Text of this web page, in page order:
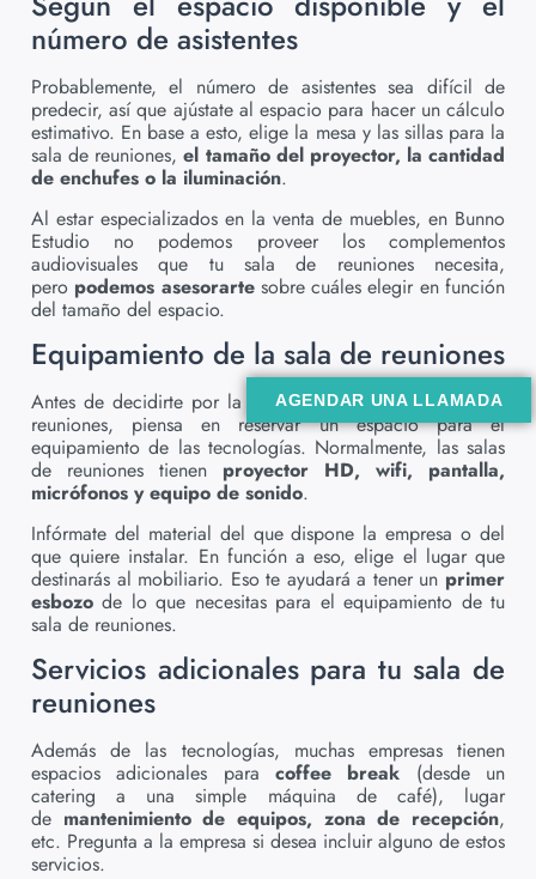
AGENDAR UNA LLAMADA
número de asistentes
Probablemente, el número de asistentes sea difícil de
predecir, así que ajústate al espacio para hacer un cálculo
estimativo. En base a esto, elige la mesa y las sillas para la
sala de reuniones,el tamaño del proyector, la cantidad
de enchufes o la iluminación.
Al estar especializados en la venta de muebles, en Bunno
Estudio no podemos proveer los complementos
audiovisuales que tu sala de reuniones necesita,
pero podemos asesorartesobre cuáles elegir en función
del tamaño del espacio.
Equipamiento de la sala de reuniones
Antes de decidirte por la mesa y las sillas de tu sala de
reuniones, piensa en reservar un espacio para el
equipamiento de las tecnologías. Normalmente, las salas
de reuniones tienen proyector HD, wifi, pantalla,
micrófonos y equipo de sonido.
Infórmate del material del que dispone la empresa o del
que quiere instalar. En función a eso, elige el lugar que
destinarás al mobiliario. Eso te ayudará a tener un primer
esbozo de lo que necesitas para el equipamiento de tu
sala de reuniones.
Servicios adicionales para tu sala de
reuniones
Además de las tecnologías, muchas empresas tienen
espacios adicionales para coffee break (desde un
catering a una simple máquina de café), lugar
de mantenimiento de equipos, zona de recepción,
etc. Pregunta a la empresa si desea incluir alguno de estos
servicios.